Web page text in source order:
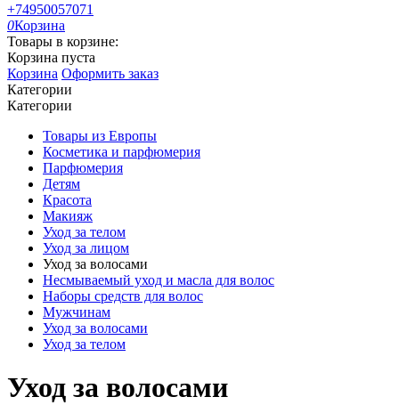
+74950057071
0Корзина
Товары в корзине:
Корзина пуста
Корзина Оформить заказ
Категории
Категории
Товары из Европы
Косметика и парфюмерия
Парфюмерия
Детям
Красота
Макияж
Уход за телом
Уход за лицом
Уход за волосами
Несмываемый уход и масла для волос
Наборы средств для волос
Мужчинам
Уход за волосами
Уход за телом
Уход за волосами